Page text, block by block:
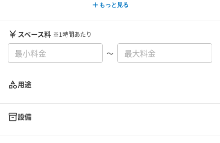
もっと見る
スペース料 ※1時間あたり
〜
用途
設備